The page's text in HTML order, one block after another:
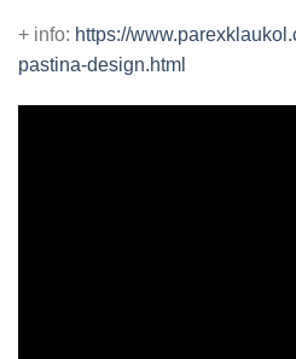
+ info: https://
pastina-design.html